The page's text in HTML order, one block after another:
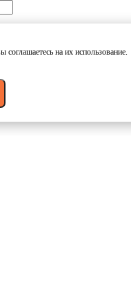
свяжется с Вами в
на их использование.